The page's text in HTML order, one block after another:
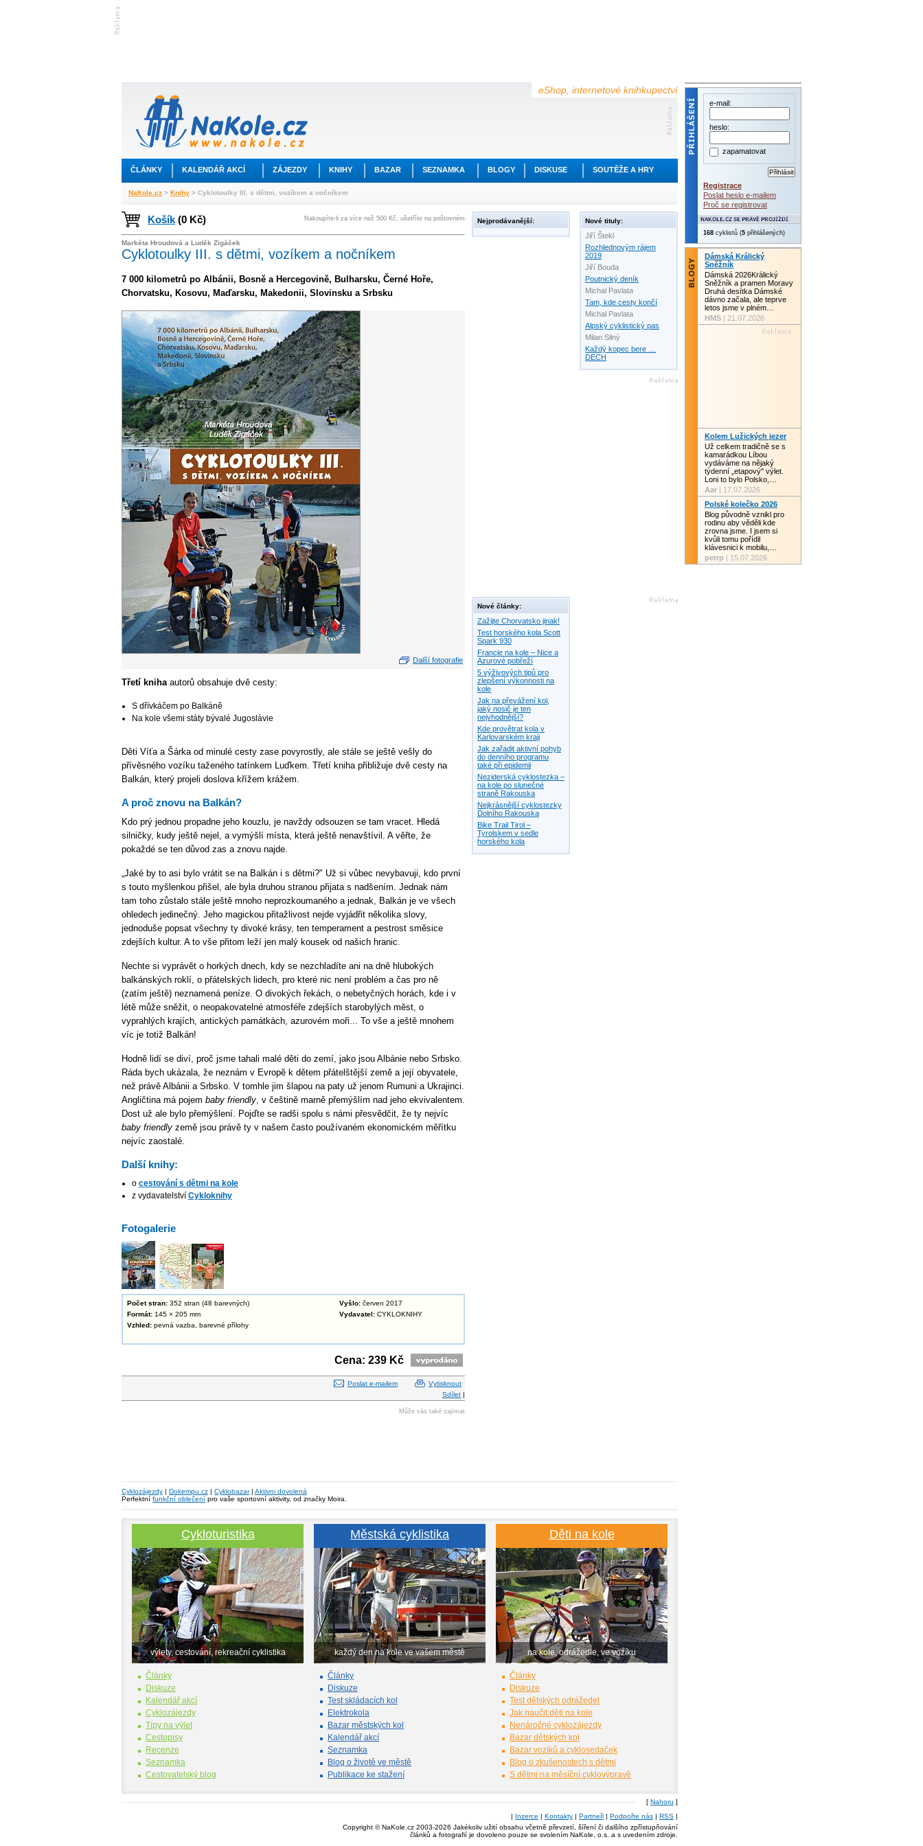
eShop, internetové knihkupectví
ČLÁNKY KALENDÁŘ AKCÍ ZÁJEZDY KNIHY BAZAR SEZNAMKA BLOGY DISKUSE SOUTĚŽE A HRY
NaKole.cz > Knihy > Cyklotoulky III. s dětmi, vozíkem a nočníkem
Košík (0 Kč) Nakoupíte-li za více než 500 Kč, ušetříte na poštovném
Markéta Hroudová a Luděk Zigáček
Cyklotoulky III. s dětmi, vozíkem a nočníkem
7 000 kilometrů po Albánii, Bosně a Hercegovině, Bulharsku, Černé Hoře,
Chorvatsku, Kosovu, Maďarsku, Makedonii, Slovinsku a Srbsku
Další fotografie
Třetí knihaautorů obsahuje dvě cesty:
S dřívkáčem po Balkáně
Na kole všemi státy bývalé Jugoslávie
Děti Víťa a Šárka od minulé cesty zase povyrostly, ale stále se ještě vešly do
přívěsného vozíku taženého tatínkem Luďkem. Třetí kniha přibližuje dvě cesty na
Balkán, který projeli doslova křížem krážem.
A proč znovu na Balkán?
Kdo prý jednou propadne jeho kouzlu, je navždy odsouzen se tam vracet. Hledá
silničky, kudy ještě nejel, a vymýšlí místa, která ještě nenavštívil. A věřte, že
pokaždé se ten důvod zas a znovu najde.
„Jaké by to asi bylo vrátit se na Balkán i s dětmi?" Už si vůbec nevybavuji, kdo první
s touto myšlenkou přišel, ale byla druhou stranou přijata s nadšením. Jednak nám
tam toho zůstalo stále ještě mnoho neprozkoumaného a jednak, Balkán je ve všech
ohledech jedinečný. Jeho magickou přitažlivost nejde vyjádřit několika slovy,
jednoduše popsat všechny ty divoké krásy, ten temperament a pestrost směsice
zdejších kultur. A to vše přitom leží jen malý kousek od našich hranic.
Nechte si vyprávět o horkých dnech, kdy se nezchladíte ani na dně hlubokých
balkánských roklí, o přátelských lidech, pro které nic není problém a čas pro ně
(zatím ještě) neznamená peníze. O divokých řekách, o nebetyčných horách, kde i v
létě může sněžit, o neopakovatelné atmosféře zdejších starobylých měst, o
vyprahlých krajích, antických památkách, azurovém moři... To vše a ještě mnohem
víc je totiž Balkán!
Hodně lidí se diví, proč jsme tahali malé děti do zemí, jako jsou Albánie nebo Srbsko.
Ráda bych ukázala, že neznám v Evropě k dětem přátelštější země a její obyvatele,
než právě Albánii a Srbsko. V tomhle jim šlapou na paty už jenom Rumuni a Ukrajinci.
Angličtina má pojem baby friendly, v češtině marně přemýšlím nad jeho ekvivalentem.
Dost už ale bylo přemýšlení. Pojďte se radši spolu s námi přesvědčit, že ty nejvíc
baby friendly země jsou právě ty v našem často používaném ekonomickém měřítku
nejvíc zaostalé.
Další knihy:
o cestování s dětmi na kole
z vydavatelství Cykloknihy
Fotogalerie
Počet stran: 352 stran (48 barevných)
Formát: 145 × 205 mm
Vzhled: pevná vazba, barevné přílohy
Vyšlo: červen 2017
Vydavatel: CYKLOKNIHY
Cena: 239 Kč
Vytisknout
Poslat e-mailem
Sdílet |
Může vás také zajímat
Nejprodávanější: Nové tituly:
Jiří Štekl
Rozhlednovým rájem
2019
Jiří Bouda
Poutnický deník
Michal Pavlata
Tam, kde cesty končí
Michal Pavlata
Alpský cyklistický pas
Milan Silný
Každý kopec bere …
DECH
Nové články:
Zažijte Chorvatsko jinak!
Test horského kola Scott
Spark 930
Francie na kole – Nice a
Azurové pobřeží
5 výživových tipů pro
zlepšení výkonnosti na
kole
Jak na převážení kol,
jaký nosič je ten
nejvhodnější?
Kde provětrat kola v
Karlovarském kraji
Jak zařadit aktivní pohyb
do denního programu
také při epidemii
Neziderská cyklostezka –
na kole po slunečné
straně Rakouska
Nejkrásnější cyklostezky
Dolního Rakouska
Bike Trail Tirol –
Tyrolskem v sedle
horského kola
Cyklozájezdy | Dokempu.cz | Cyklobazar| Aktivni dovolená
Perfektní funkční oblečení pro vaše sportovní aktivity, od značky Moira.
Cykloturistika
výlety, cestování, rekreační cyklistika
Články
Diskuze
Kalendář akcí
Cyklozájezdy
Tipy na výlet
Cestopisy
Recenze
Seznamka
Cestovatelský blog
Městská cyklistika
každý den na kole ve vašem městě
Články
Diskuze
Test skládacích kol
Elektrokola
Bazar městských kol
Kalendář akcí
Seznamka
Blog o životě ve městě
Publikace ke stažení
Děti na kole
na kole, odrážedle, ve vozíku
Články
Diskuze
Test dětských odrážedel
Jak naučit děti na kole
Nenáročné cyklozájezdy
Bazar dětských kol
Bazar vozíků a cyklosedaček
Blog o zkušenostech s dětmi
S dětmi na měsíční cyklovýpravě
[ Nahoru ]
| Inzerce | Kontakty | Partneři | Podpořte nás | RSS |
Copyright © NaKole.cz 2003-2026 Jakékoliv užití obsahu včetně převzetí, šíření či dalšího zpřístupňování
článků a fotografií je dovoleno pouze se svolením NaKole, o.s. a s uvedením zdroje.
e-mail:
heslo:
zapamatovat
Registrace
Poslat heslo e-mailem
Proč se registrovat
168 cyklistů (5 přihlášených)
Dámská Králický
Sněžník
Dámská 2026Králický
Sněžník a pramen Moravy
Druhá desítka Dámské
dávno začala, ale teprve
letos jsme v plném…
HMS | 21.07.2026
Kolem Lužických jezer
Už celkem tradičně se s
kamarádkou Líbou
vydáváme na nějaký
týdenní „etapový" výlet.
Loni to bylo Polsko,…
Aar | 17.07.2026
Polské kolečko 2026
Blog původně vznikl pro
rodinu aby věděli kde
zrovna jsme. I jsem si
kvůli tomu pořídil
klávesnici k mobilu,…
petrp | 15.07.2026